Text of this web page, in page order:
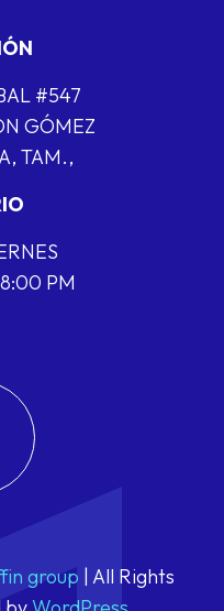
#547
GÓMEZ
TAM.,
PM
group | All Rights